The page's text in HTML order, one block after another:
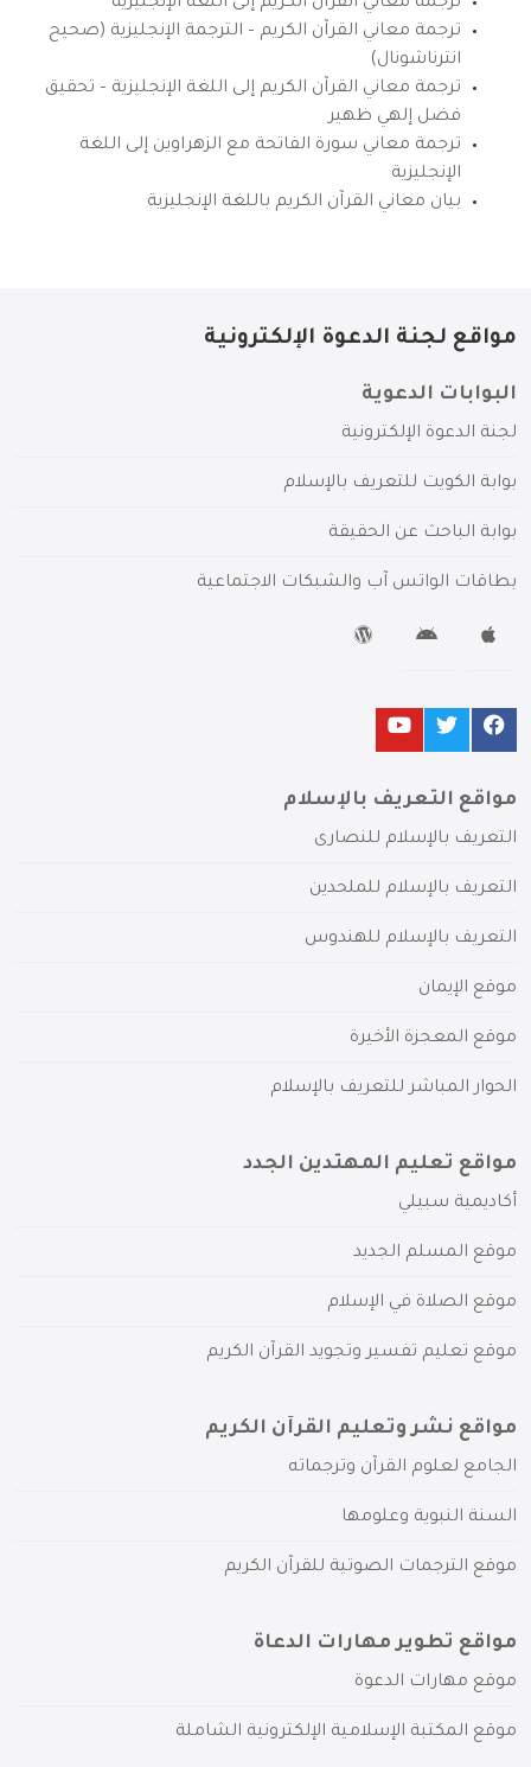
ترجمة معاني القرآن الكريم – الترجمة الإنجليزية (صحيح
انترناشونال)
ترجمة معاني القرآن الكريم إلى اللغة الإنجليزية – تحقيق
فضل إلهي ظهير
ترجمة معاني سورة الفاتحة مع الزهراوين إلى اللغة
الإنجليزية
بيان معاني القرآن الكريم باللغة الإنجليزية
مواقع لجنة الدعوة الإلكترونية
البوابات الدعوية
لجنة الدعوة الإلكترونية
بوابة الكويت للتعريف بالإسلام
بوابة الباحث عن الحقيقة
بطاقات الواتس آب والشبكات الاجتماعية
مواقع التعريف بالإسلام
التعريف بالإسلام للنصارى
التعريف بالإسلام للملحدين
التعريف بالإسلام للهندوس
موقع الإيمان
موقع المعجزة الأخيرة
الحوار المباشر للتعريف بالإسلام
مواقع تعليم المهتدين الجدد
أكاديمية سبيلي
موقع المسلم الجديد
موقع الصلاة في الإسلام
موقع تعليم تفسير وتجويد القرآن الكريم
مواقع نشر وتعليم القرآن الكريم
الجامع لعلوم القرآن وترجماته
السنة النبوية وعلومها
موقع الترجمات الصوتية للقرآن الكريم
مواقع تطوير مهارات الدعاة
موقع مهارات الدعوة
موقع المكتبة الإسلامية الإلكترونية الشاملة